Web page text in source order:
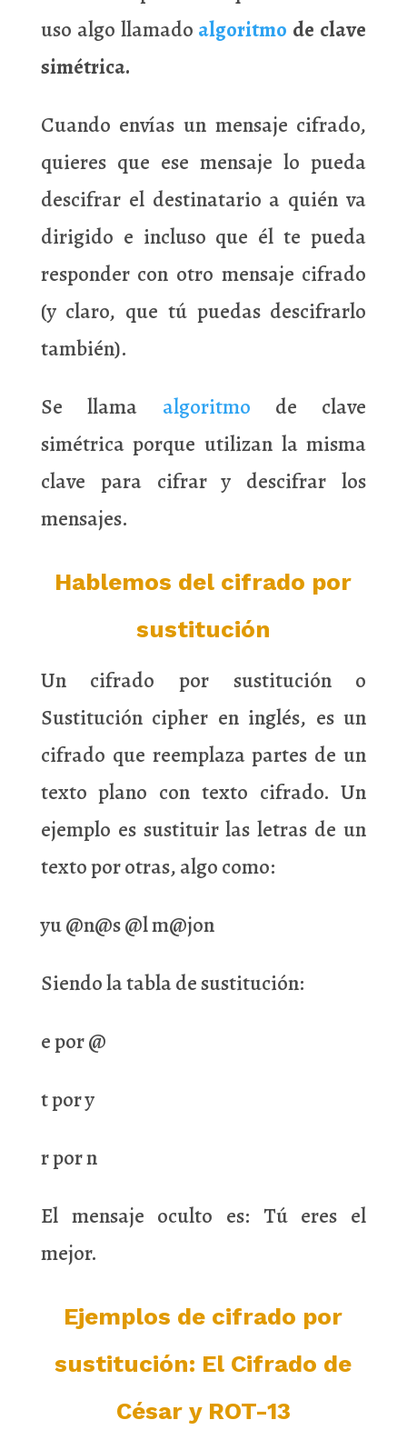
uso algo llamado algoritmo de clave
simétrica.
Cuando envías un mensaje cifrado,
quieres que ese mensaje lo pueda
descifrar el destinatario a quién va
dirigido e incluso que él te pueda
responder con otro mensaje cifrado
(y claro, que tú puedas descifrarlo
también).
Se llama algoritmo de clave
simétrica porque utilizan la misma
clave para cifrar y descifrar los
mensajes.
Hablemos del cifrado por
sustitución
Un cifrado por sustitución o
Sustitución cipher en inglés, es un
cifrado que reemplaza partes de un
texto plano con texto cifrado. Un
ejemplo es sustituir las letras de un
texto por otras, algo como:
yu @n@s @l m@jon
Siendo la tabla de sustitución:
e por @
t por y
r por n
El mensaje oculto es: Tú eres el
mejor.
Ejemplos de cifrado por
sustitución: El Cifrado de
César y ROT-13